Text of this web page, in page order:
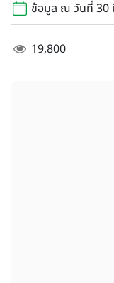
ข้อมูล ณ วันที่ 30
19,800